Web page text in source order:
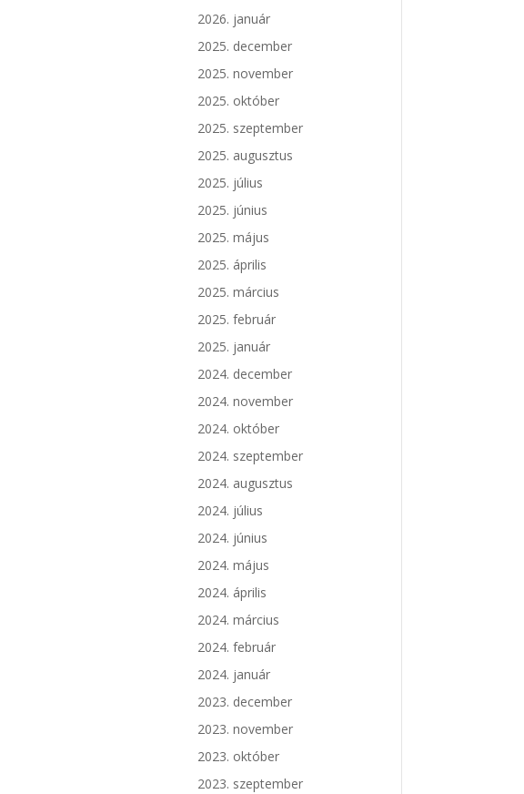
2026. január
2025. december
2025. november
2025. október
2025. szeptember
2025. augusztus
2025. július
2025. június
2025. május
2025. április
2025. március
2025. február
2025. január
2024. december
2024. november
2024. október
2024. szeptember
2024. augusztus
2024. július
2024. június
2024. május
2024. április
2024. március
2024. február
2024. január
2023. december
2023. november
2023. október
2023. szeptember